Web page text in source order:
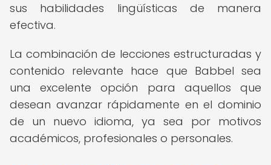
sus habilidades lingüísticas de manera
efectiva.
La combinación de lecciones estructuradas y
contenido relevante hace que Babbel sea
una excelente opción para aquellos que
desean avanzar rápidamente en el dominio
de un nuevo idioma, ya sea por motivos
académicos, profesionales o personales.